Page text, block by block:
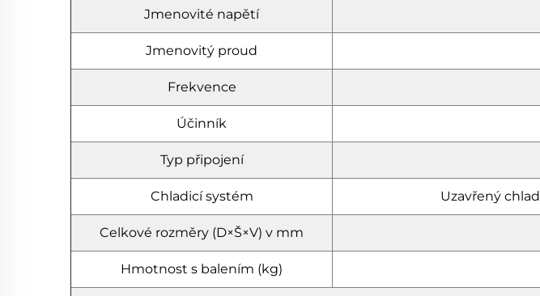
Jmenovité napětí
Jmenovitý proud
Frekvence
Účinník
Typ připojení
Chladicí systém Uzavřený
Celkové rozměry (D×Š×V) v mm
Hmotnost s balením (kg)